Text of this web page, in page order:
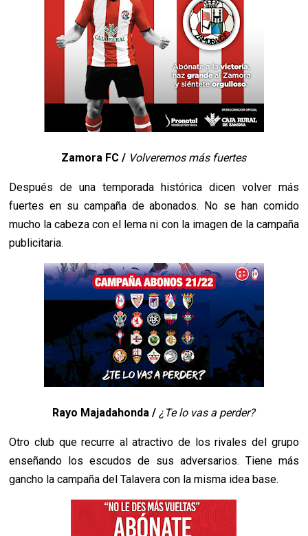
Zamora FC / Volveremos más fuertes
Después de una temporada histórica dicen volver más
fuertes en su campaña de abonados. No se han comido
mucho la cabeza con el lema ni con la imagen de la campaña
publicitaria.
Rayo Majadahonda /¿Te lo vas a perder?
Otro club que recurre al atractivo de los rivales del grupo
enseñando los escudos de sus adversarios. Tiene más
gancho la campaña del Talavera con la misma idea base.